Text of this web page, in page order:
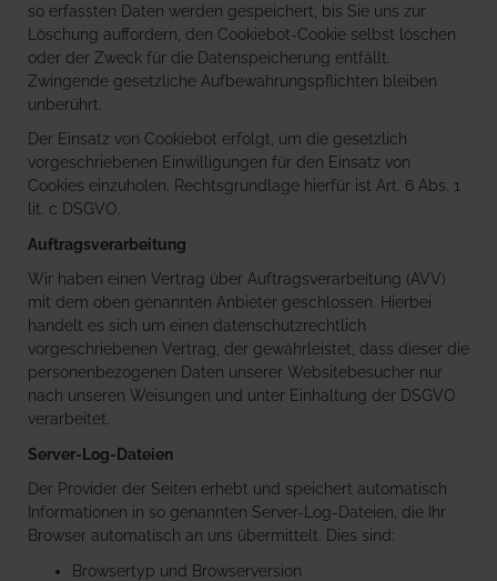
so erfassten Daten werden gespeichert, bis Sie uns zur
Löschung auffordern, den Cookiebot-Cookie selbst löschen
oder der Zweck für die Datenspeicherung entfällt.
Zwingende gesetzliche Aufbewahrungspflichten bleiben
unberührt.
Der Einsatz von Cookiebot erfolgt, um die gesetzlich
vorgeschriebenen Einwilligungen für den Einsatz von
Cookies einzuholen. Rechtsgrundlage hierfür ist Art. 6 Abs. 1
lit. c DSGVO.
Auftragsverarbeitung
Wir haben einen Vertrag über Auftragsverarbeitung (AVV)
mit dem oben genannten Anbieter geschlossen. Hierbei
handelt es sich um einen datenschutzrechtlich
vorgeschriebenen Vertrag, der gewährleistet, dass dieser die
personenbezogenen Daten unserer Websitebesucher nur
nach unseren Weisungen und unter Einhaltung der DSGVO
verarbeitet.
Server-Log-Dateien
Der Provider der Seiten erhebt und speichert automatisch
Informationen in so genannten Server-Log-Dateien, die Ihr
Browser automatisch an uns übermittelt. Dies sind:
Browsertyp und Browserversion